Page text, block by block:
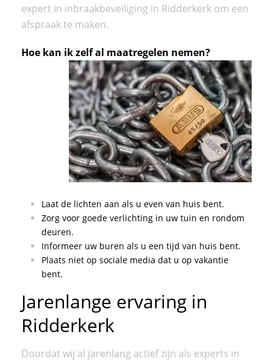
expert in inbraakbeveiliging in Ridderkerk om een
afspraak te maken.
Hoe kan ik zelf al maatregelen nemen?
Laat de lichten aan als u even van huis bent.
Zorg voor goede verlichting in uw tuin en rondom
deuren.
Informeer uw buren als u een tijd van huis bent.
Plaats niet op sociale media dat u op vakantie
bent.
Jarenlange ervaring in
Ridderkerk
Doordat wij al jarenlang actief zijn als experts in